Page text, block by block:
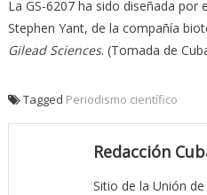
La GS-6207 ha sido diseñada por
Stephen Yant, de la compañía
Gilead Sciences. (Tomada de
Tagged Periodismo científico
Redacción
Sitio de la Unión